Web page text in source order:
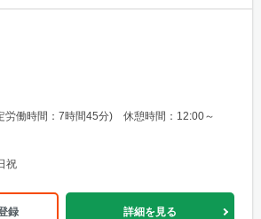
労働時間：7時間45分) 休憩時間：12:00～
祝
録 詳細を見る